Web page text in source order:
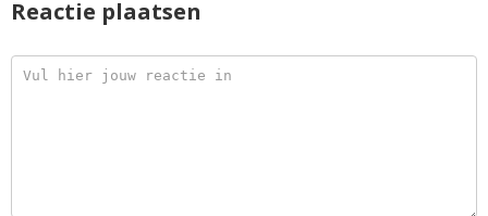
Reactie plaatsen